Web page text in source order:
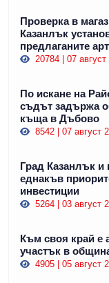
Проверка в
Казанлък
предлаганите
20784 | 07 август
По искане на
съдът задържа
къща в Дъбово
8542 | 07 август
Град Казанлък и
еднакъв
инвестиции
5264 | 03 август
Към своя край е
участък в
4905 | 05 август